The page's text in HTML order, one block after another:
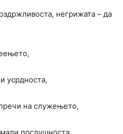
негрижата – да
усрдноста,
на служењето,